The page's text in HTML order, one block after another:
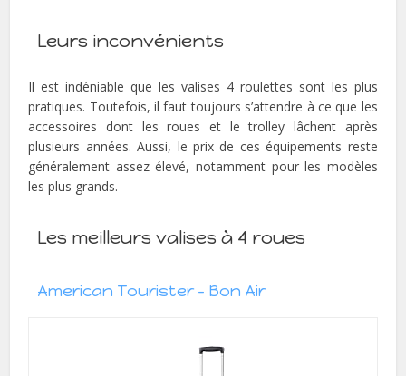
Leurs inconvénients
Il est indéniable que les valises 4 roulettes sont les plus
pratiques. Toutefois, il faut toujours s’attendre à ce que les
accessoires dont les roues et le trolley lâchent après
plusieurs années. Aussi, le prix de ces équipements reste
généralement assez élevé, notamment pour les modèles
les plus grands.
Les meilleurs valises à 4 roues
American Tourister – Bon Air